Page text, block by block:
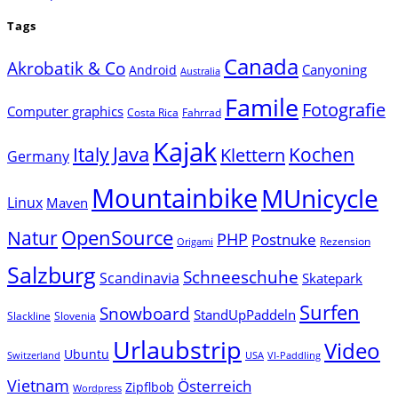
Tags
Akrobatik & Co Android Australia Canada Canyoning
Computer graphics Costa Rica Fahrrad Famile Fotografie
Germany Italy Java Kajak Klettern Kochen
Linux Maven MountainbikeMUnicycle
NaturOpenSource Origami PHP Postnuke Rezension
SalzburgScandinavia Schneeschuhe Skatepark
Slackline Slovenia Snowboard StandUpPaddeln Surfen
Switzerland Ubuntu Urlaubstrip USA VI-Paddling Video
Vietnam Wordpress Zipflbob Österreich